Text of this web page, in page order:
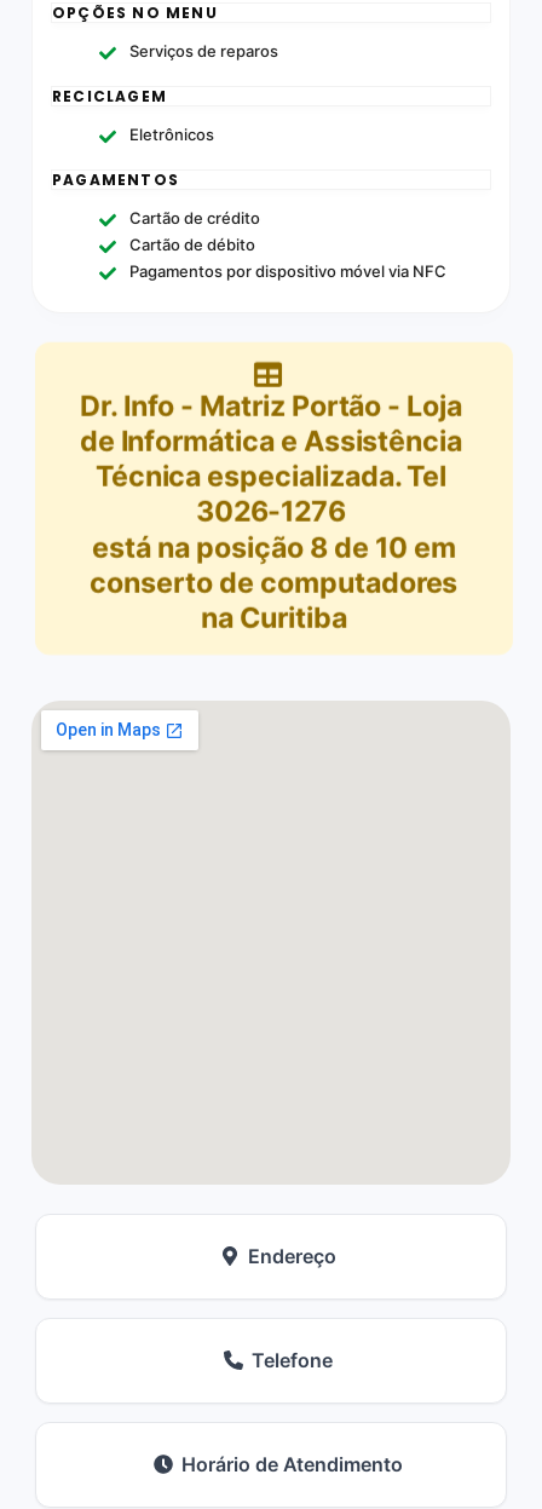
OPÇÕES NO MENU
Serviços de reparos
RECICLAGEM
Eletrônicos
PAGAMENTOS
Cartão de crédito
Cartão de débito
Pagamentos por dispositivo móvel via NFC
Dr. Info - Matriz Portão - Loja
de Informática e Assistência
Técnica especializada. Tel
3026-1276
está na posição 8 de 10 em
conserto de computadores
na Curitiba
Endereço
Telefone
Horário de Atendimento